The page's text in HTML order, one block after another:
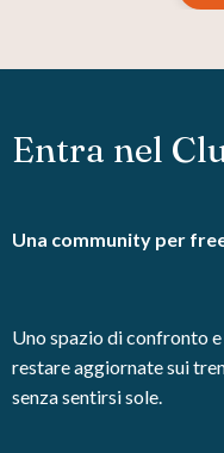
Entra nel
Una community per
Uno spazio di confronto
restare aggiornate sui
senza sentirsi sole.